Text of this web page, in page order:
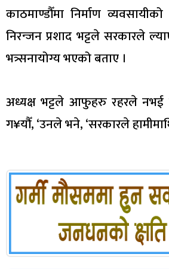
काठमाण्डौँमा निर्माण
निरन्जन प्रशाद भट्टले सरकारले
भत्र्सनायोग्य भएको बताए ।
अध्यक्ष भट्टले आफुहरु रहरले नभई
ग¥यौँ, ‘उनले भने, ‘सरकारले